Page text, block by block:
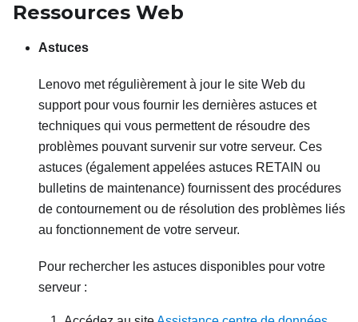
Ressources Web
Astuces
Lenovo met régulièrement à jour le site Web du
support pour vous fournir les dernières astuces et
techniques qui vous permettent de résoudre des
problèmes pouvant survenir sur votre serveur. Ces
astuces (également appelées astuces RETAIN ou
bulletins de maintenance) fournissent des procédures
de contournement ou de résolution des problèmes liés
au fonctionnement de votre serveur.
Pour rechercher les astuces disponibles pour votre
serveur :